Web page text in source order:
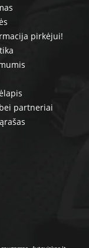
pirkėjui!
partneriai